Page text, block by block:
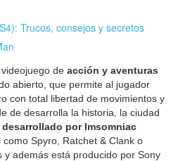
Trucos, consejos y secretos
videojuego de acción y aventuras
abierto, que permite al jugador
con total libertad de movimientos y
de desarrolla la historia, la ciudad
desarrollado por Imsomniac
como Spyro, Ratchet & Clank o
y además está producido por Sony